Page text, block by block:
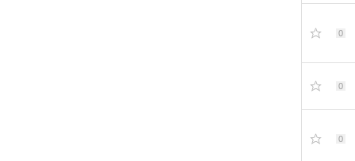
0
0
0